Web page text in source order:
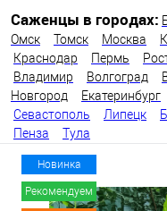
Саженцы в городах:
Омск
Томск Москва
Краснодар
Пермь
Владимир
Волгоград
Новгород
Екатеринбург
Севастополь
Липецк
Пенза
Тула
Новинка
Рекомендуем